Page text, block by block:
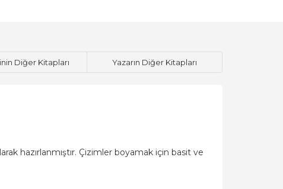
Diğer Kitapları Yazarın Diğer Kitapları
hazırlanmıştır. Çizimler boyamak için basit ve